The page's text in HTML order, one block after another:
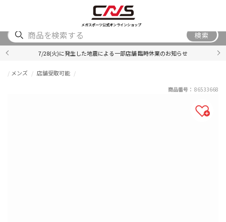
メガスポーツ公式オンラインショップ
ACCESSORY
検索
7/28(火)に発生した地震による一部店舗 臨時休業のお知らせ
メンズ 店舗受取可能
商品番号： 86533668